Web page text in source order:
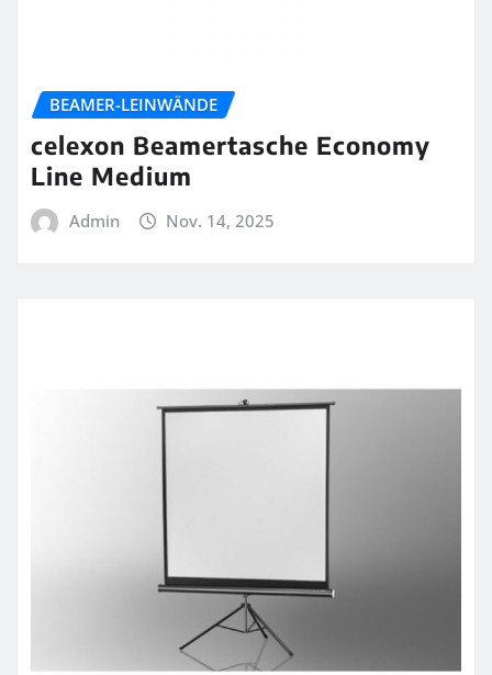
BEAMER-LEINWÄNDE
celexon Beamertasche Economy
Line Medium
Admin Nov. 14, 2025